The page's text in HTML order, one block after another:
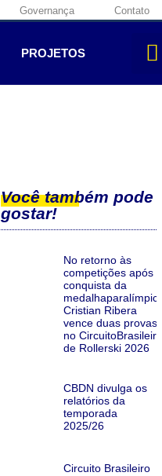
Governança Contato
PROJETOS
Você também pode
gostar!
No retorno às
competições após a
conquista da
medalhaparalímpica,
Cristian Ribera
vence duas provas
no CircuitoBrasileiro
de Rollerski 2026
CBDN divulga os
relatórios da
temporada
2025/26
Circuito Brasileiro